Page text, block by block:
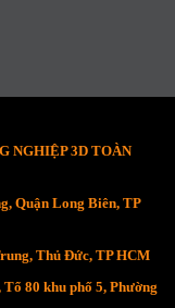
NGHIỆP 3D TOÀN
Quận Long Biên, TP
Thủ Đức, TP HCM
80 khu phố 5, Phường